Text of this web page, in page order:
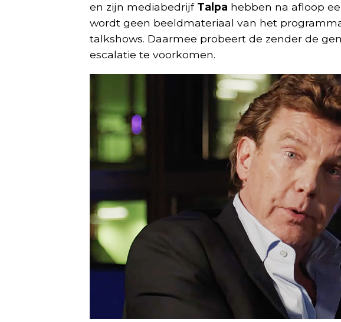
en zijn mediabedrijf Talpa hebben na afloop
wordt geen beeldmateriaal van het
talkshows. Daarmee probeert de zender de
escalatie te voorkomen.